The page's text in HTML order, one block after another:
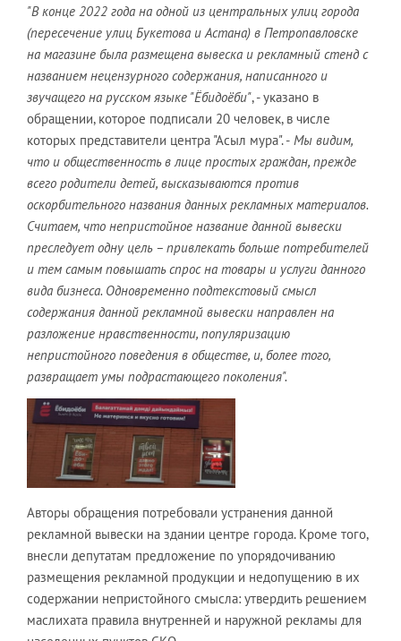
"В конце 2022 года на одной из центральных улиц города
(пересечение улиц Букетова и Астана) в Петропавловске
на магазине была размещена вывеска и рекламный стенд с
названием нецензурного содержания, написанного и
звучащего на русском языке "Ёбидоёби", - указано в
обращении, которое подписали 20 человек, в числе
которых представители центра "Асыл мура". - Мы видим,
что и общественность в лице простых граждан, прежде
всего родители детей, высказываются против
оскорбительного названия данных рекламных материалов.
Считаем, что непристойное название данной вывески
преследует одну цель – привлекать больше потребителей
и тем самым повышать спрос на товары и услуги данного
вида бизнеса. Одновременно подтекстовый смысл
содержания данной рекламной вывески направлен на
разложение нравственности, популяризацию
непристойного поведения в обществе, и, более того,
развращает умы подрастающего поколения".
Авторы обращения потребовали устранения данной
рекламной вывески на здании центре города. Кроме того,
внесли депутатам предложение по упорядочиванию
размещения рекламной продукции и недопущению в их
содержании непристойного смысла: утвердить решением
маслихата правила внутренней и наружной рекламы для